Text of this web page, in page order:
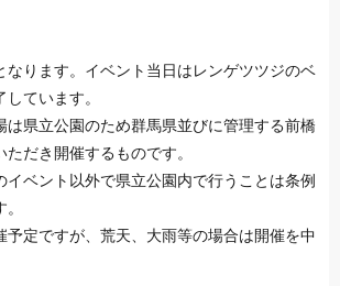
なります。イベント当日はレンゲツツジのベ
ています。
は県立公園のため群馬県並びに管理する前橋
だき開催するものです。
イベント以外で県立公園内で行うことは条例
予定ですが、荒天、大雨等の場合は開催を中